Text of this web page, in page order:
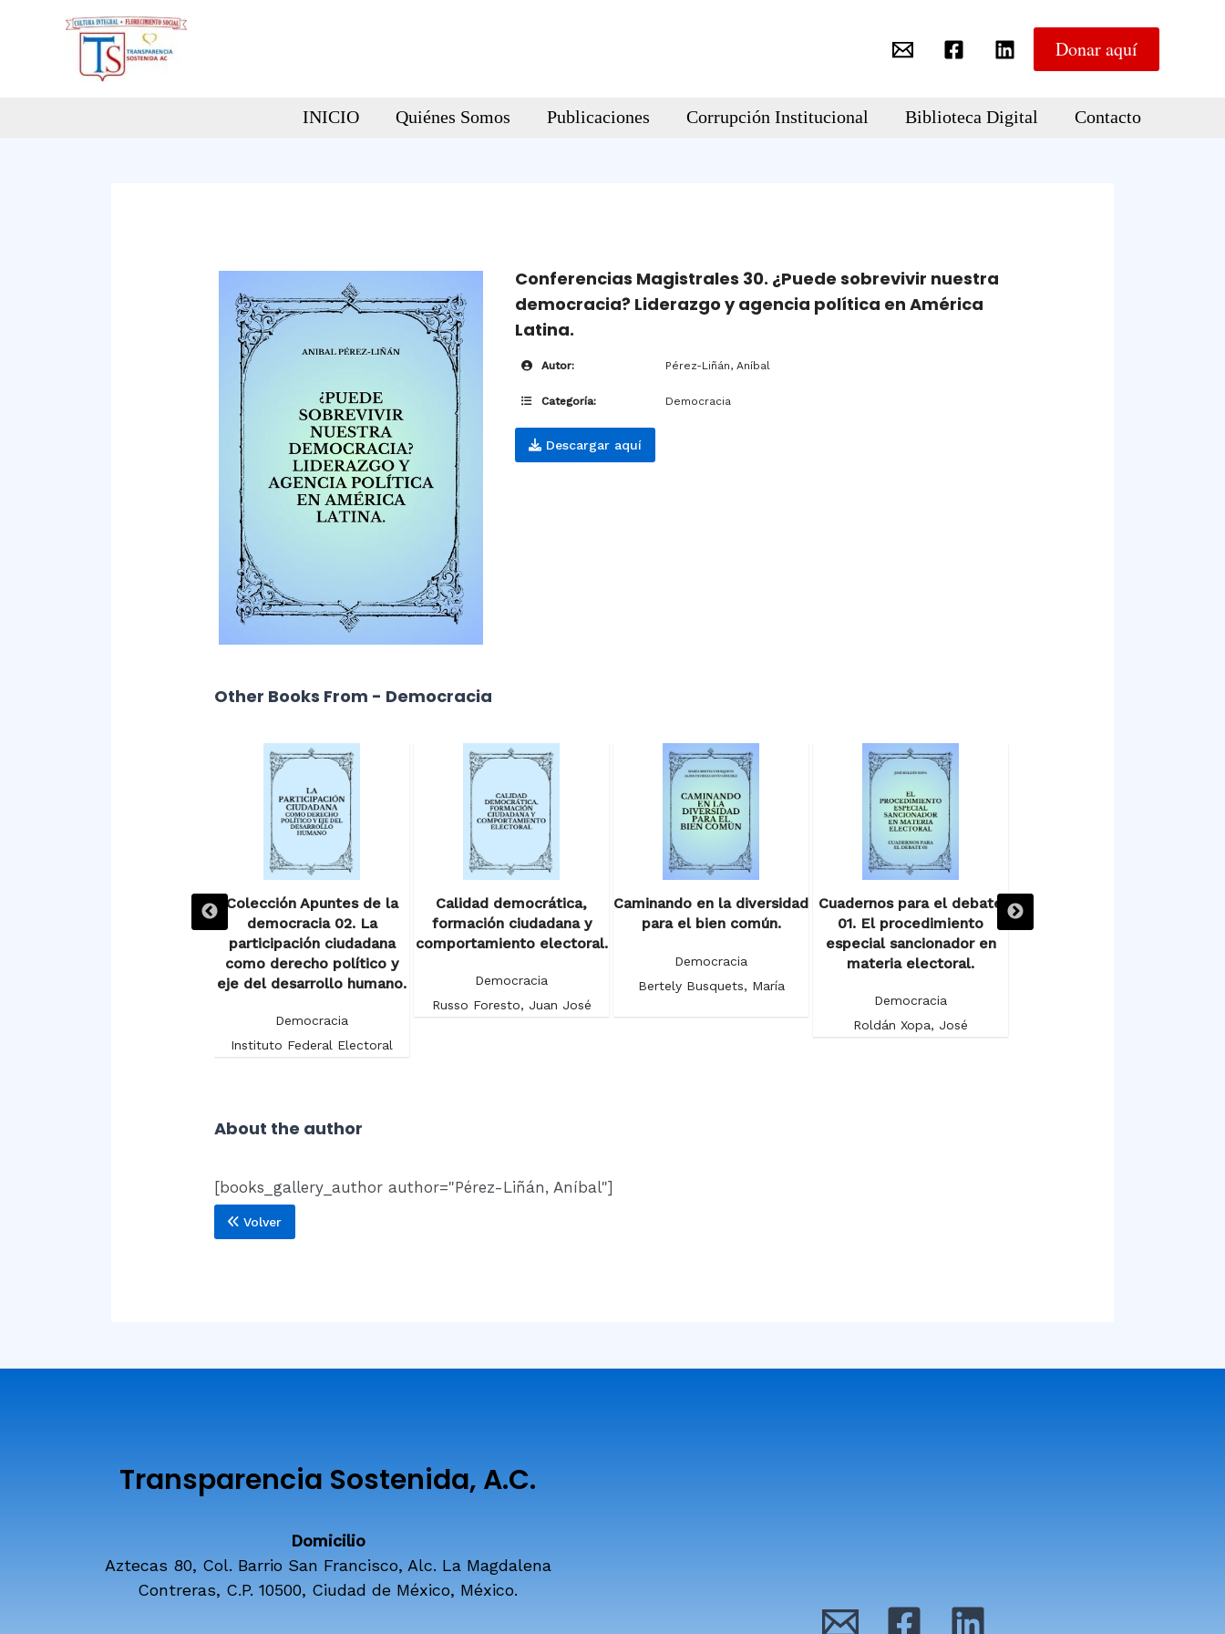
Donar aquí
INICIO Quiénes Somos Publicaciones Corrupción Institucional Biblioteca Digital Contacto
Conferencias Magistrales 30. ¿Puede sobrevivir nuestra
democracia? Liderazgo y agencia política en América
Latina.
Autor: Pérez-Liñán, Aníbal
Categoría: Democracia
Descargar aquí
Other Books From - Democracia
Colección Apuntes de la
democracia 02. La
participación ciudadana
como derecho político y
eje del desarrollo humano.
Democracia
Instituto Federal Electoral
Calidad democrática,
formación ciudadana y
comportamiento electoral.
Democracia
Russo Foresto, Juan José
Caminando en la diversidad
para el bien común.
Democracia
Bertely Busquets, María
Cuadernos para el debate
01. El procedimiento
especial sancionador en
materia electoral.
Democracia
Roldán Xopa, José
Cuadernos para el debate
02. El sistema federal y los
About the author
[books_gallery_author author="Pérez-Liñán, Aníbal"]
Volver
Transparencia Sostenida, A.C.
Domicilio
Aztecas 80, Col. Barrio San Francisco, Alc. La Magdalena
Contreras, C.P. 10500, Ciudad de México, México.